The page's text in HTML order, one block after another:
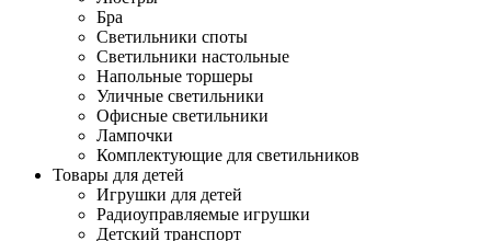
Бра
Светильники споты
Светильники настольные
Напольные торшеры
Уличные светильники
Офисные светильники
Лампочки
Комплектующие для светильников
Товары для детей
Игрушки для детей
Радиоуправляемые игрушки
Детский транспорт